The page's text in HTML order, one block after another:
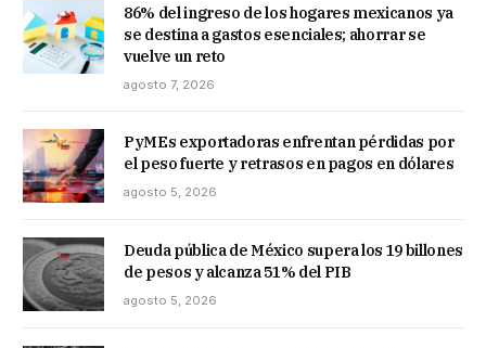
86% del ingreso de los hogares mexicanos ya
se destina a gastos esenciales; ahorrar se
vuelve un reto
agosto 7, 2026
PyMEs exportadoras enfrentan pérdidas por
el peso fuerte y retrasos en pagos en dólares
agosto 5, 2026
Deuda pública de México supera los 19 billones
de pesos y alcanza 51% del PIB
agosto 5, 2026